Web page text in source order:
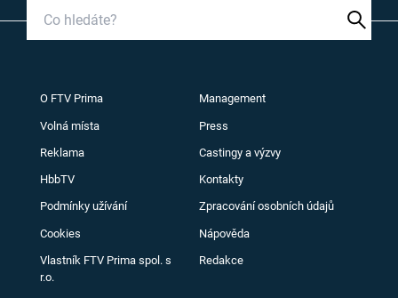
O FTV Prima Management
Volná místa Press
Reklama Castingy a výzvy
HbbTV Kontakty
Podmínky užívání Zpracování osobních údajů
Cookies Nápověda
Vlastník FTV Prima spol. s
r.o.
Redakce